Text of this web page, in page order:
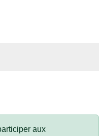
aux